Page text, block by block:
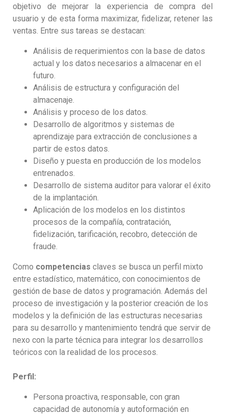
objetivo de mejorar la experiencia de compra del
usuario y de esta forma maximizar, fidelizar, retener las
ventas. Entre sus tareas se destacan:
Análisis de requerimientos con la base de datos
actual y los datos necesarios a almacenar en el
futuro.
Análisis de estructura y configuración del
almacenaje.
Análisis y proceso de los datos.
Desarrollo de algoritmos y sistemas de
aprendizaje para extracción de conclusiones a
partir de estos datos.
Diseño y puesta en producción de los modelos
entrenados.
Desarrollo de sistema auditor para valorar el éxito
de la implantación.
Aplicación de los modelos en los distintos
procesos de la compañía, contratación,
fidelización, tarificación, recobro, detección de
fraude.
Como competencias claves se busca un perfil mixto
entre estadístico, matemático, con conocimientos de
gestión de base de datos y programación. Además del
proceso de investigación y la posterior creación de los
modelos y la definición de las estructuras necesarias
para su desarrollo y mantenimiento tendrá que servir de
nexo con la parte técnica para integrar los desarrollos
teóricos con la realidad de los procesos.
Perfil:
Persona proactiva, responsable, con gran
capacidad de autonomía y autoformación en